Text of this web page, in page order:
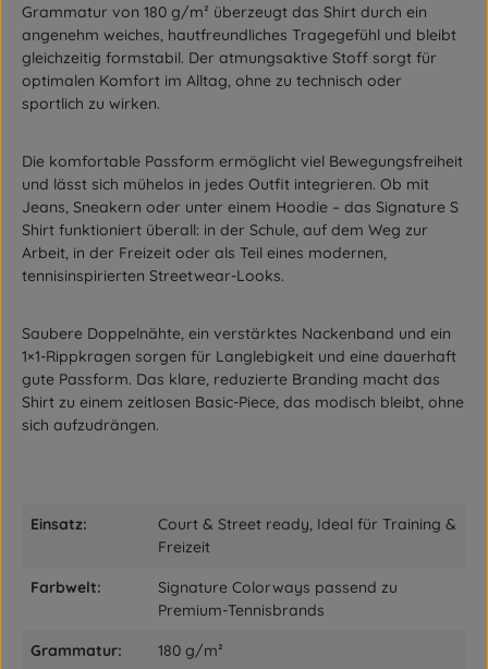
Grammatur von 180 g/m² überzeugt das Shirt durch ein
angenehm weiches, hautfreundliches Tragegefühl und bleibt
gleichzeitig formstabil. Der atmungsaktive Stoff sorgt für
optimalen Komfort im Alltag, ohne zu technisch oder
sportlich zu wirken.
Die komfortable Passform ermöglicht viel Bewegungsfreiheit
und lässt sich mühelos in jedes Outfit integrieren. Ob mit
Jeans, Sneakern oder unter einem Hoodie – das Signature S
Shirt funktioniert überall: in der Schule, auf dem Weg zur
Arbeit, in der Freizeit oder als Teil eines modernen,
tennisinspirierten Streetwear-Looks.
Saubere Doppelnähte, ein verstärktes Nackenband und ein
1×1-Rippkragen sorgen für Langlebigkeit und eine dauerhaft
gute Passform. Das klare, reduzierte Branding macht das
Shirt zu einem zeitlosen Basic-Piece, das modisch bleibt, ohne
sich aufzudrängen.
Einsatz:
Court & Street ready, Ideal für Training &
Freizeit
Farbwelt:
Signature Colorways passend zu
Premium-Tennisbrands
Grammatur: 180 g/m²